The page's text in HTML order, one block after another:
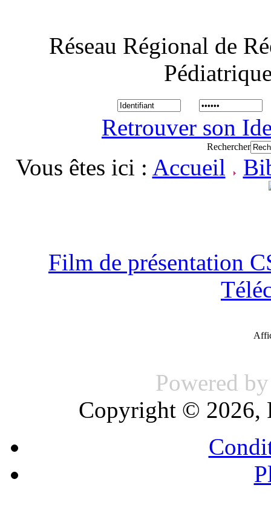
Réseau Régional de
Retrouver son
Rechercher
Vous êtes ici : Accueil
Film de présentation
Powered
Copyright © 2026,